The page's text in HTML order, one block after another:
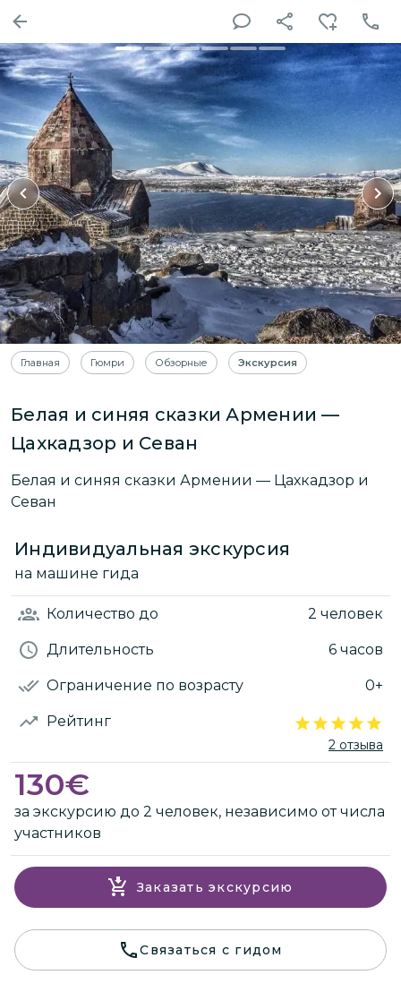
Главная Гюмри Обзорные Экскурсия
Белая и синяя сказки Армении —
Цахкадзор и Севан
Белая и синяя сказки Армении — Цахкадзор и
Севан
Индивидуальная экскурсия
на машине гида
Количество до 2 человек
Длительность 6 часов
Ограничение по возрасту 0+
Рейтинг
2 отзыва
130€
за экскурсию до 2 человек, независимо от числа
участников
Заказать экскурсию
Связаться с гидом